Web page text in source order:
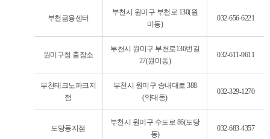
부천금융센터
부천시 원미구 부천로 130(원
미동)
032-656-6221
원미구청 출장소
부천시 원미구 부천로136번길
27(원미동)
032-611-9611
부천테크노파크지
점
부천시 원미구 송내대로 388
(약대동)
032-329-1270
도당동지점
부천시 원미구 수도로 86(도당
동)
032-683-4357